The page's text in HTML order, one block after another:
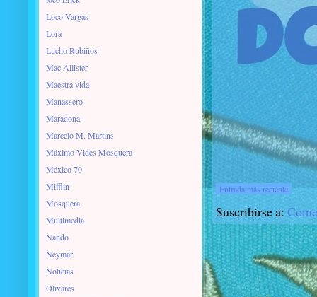
Entrada más reciente
Suscribirse a:
Loco Vargas
Lora
Lucho Rubiños
Mac Allister
Maestra vida
Manassero
Maradona
Marcelo M. Martins
Máximo Vides Mosquera
México 70
Mifflin
Mosquera
Multimedia
Nando
Neymar
Noticias
Olivares